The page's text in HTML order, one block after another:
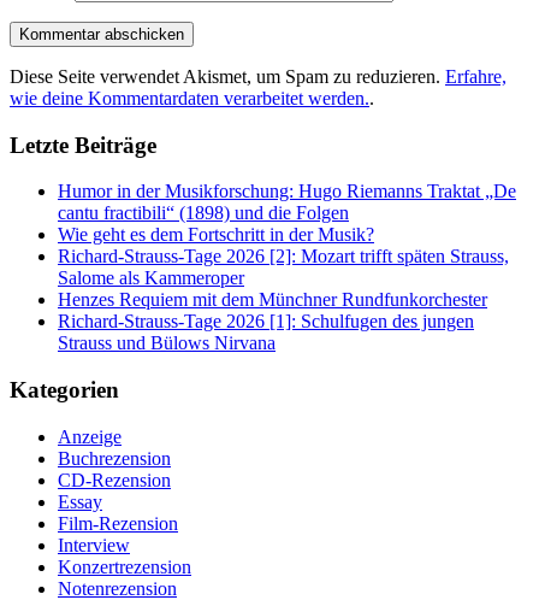
Diese Seite verwendet Akismet, um Spam zu reduzieren. Erfahre,
wie deine Kommentardaten verarbeitet werden..
Letzte Beiträge
Humor in der Musikforschung: Hugo Riemanns Traktat „De
cantu fractibili“ (1898) und die Folgen
Wie geht es dem Fortschritt in der Musik?
Richard-Strauss-Tage 2026 [2]: Mozart trifft späten Strauss,
Salome als Kammeroper
Henzes Requiem mit dem Münchner Rundfunkorchester
Richard-Strauss-Tage 2026 [1]: Schulfugen des jungen
Strauss und Bülows Nirvana
Kategorien
Anzeige
Buchrezension
CD-Rezension
Essay
Film-Rezension
Interview
Konzertrezension
Notenrezension